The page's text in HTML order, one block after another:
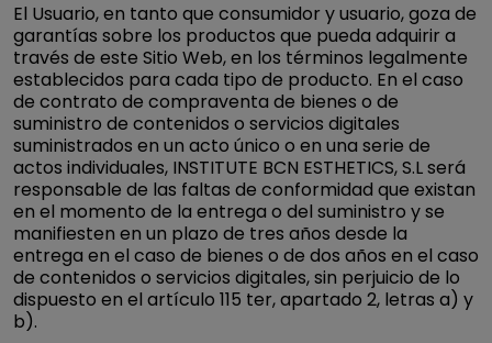
El Usuario, en tanto que consumidor y usuario, goza de
garantías sobre los productos que pueda adquirir a
través de este Sitio Web, en los términos legalmente
establecidos para cada tipo de producto. En el caso
de contrato de compraventa de bienes o de
suministro de contenidos o servicios digitales
suministrados en un acto único o en una serie de
actos individuales, INSTITUTE BCN ESTHETICS, S.L será
responsable de las faltas de conformidad que existan
en el momento de la entrega o del suministro y se
manifiesten en un plazo de tres años desde la
entrega en el caso de bienes o de dos años en el caso
de contenidos o servicios digitales, sin perjuicio de lo
dispuesto en el artículo 115 ter, apartado 2, letras a) y
b).